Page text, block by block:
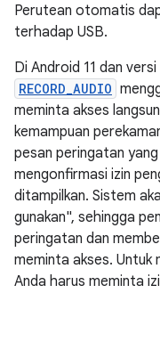
Perutean otomatis
terhadap USB.
Di Android 11 dan
RECORD_AUDIO
meminta akses
kemampuan
pesan peringatan
mengonfirmasi izin
ditampilkan. Sistem
gunakan", sehingga
peringatan dan
meminta akses. Untuk
Anda harus meminta